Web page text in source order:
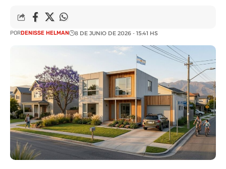
PORDENISSE HELMAN 8 DE JUNIO DE 2026 - 15:41 HS